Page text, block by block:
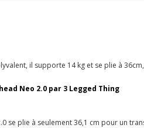
il supporte 14 kg et se plie à
Neo 2.0 par 3 Legged Thing
se plie à seulement 36,1 cm pour un